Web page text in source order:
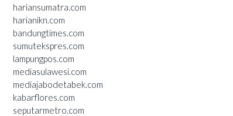
hariansumatra.com
harianikn.com
bandungtimes.com
sumutekspres.com
lampungpos.com
mediasulawesi.com
mediajabodetabek.com
kabarflores.com
seputarmetro.com